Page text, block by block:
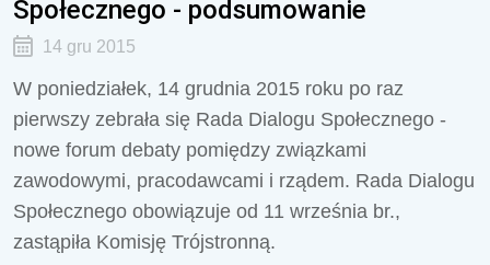
Społecznego - podsumowanie
14 gru 2015
W poniedziałek, 14 grudnia 2015 roku po raz
pierwszy zebrała się Rada Dialogu Społecznego -
nowe forum debaty pomiędzy związkami
zawodowymi, pracodawcami i rządem. Rada Dialogu
Społecznego obowiązuje od 11 września br.,
zastąpiła Komisję Trójstronną.